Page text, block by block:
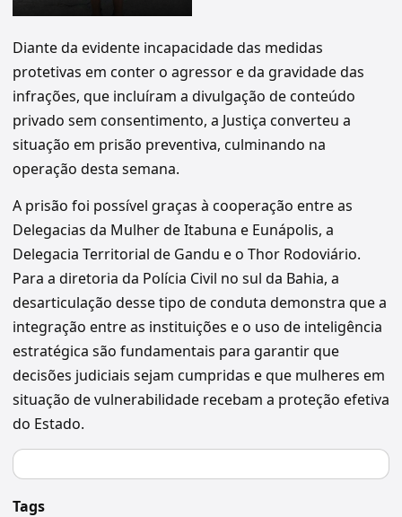
Diante da evidente incapacidade das medidas
protetivas em conter o agressor e da gravidade das
infrações, que incluíram a divulgação de conteúdo
privado sem consentimento, a Justiça converteu a
situação em prisão preventiva, culminando na
operação desta semana.
A prisão foi possível graças à cooperação entre as
Delegacias da Mulher de Itabuna e Eunápolis, a
Delegacia Territorial de Gandu e o Thor Rodoviário.
Para a diretoria da Polícia Civil no sul da Bahia, a
desarticulação desse tipo de conduta demonstra que a
integração entre as instituições e o uso de inteligência
estratégica são fundamentais para garantir que
decisões judiciais sejam cumpridas e que mulheres em
situação de vulnerabilidade recebam a proteção efetiva
do Estado.
Tags